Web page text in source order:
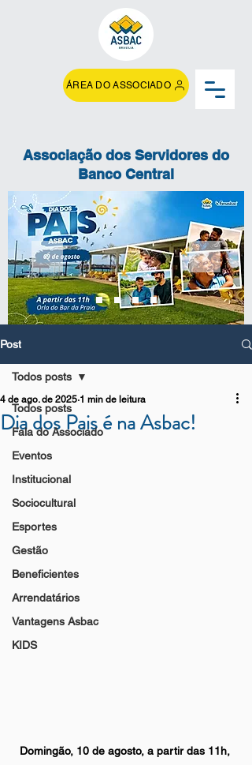
ÁREA DO ASSOCIADO
Associação dos Servidores do
Banco Central
Post
Todos posts
Fala do Associado
Eventos
Institucional
Sociocultural
Esportes
Gestão
Beneficientes
Arrendatários
Vantagens Asbac
KIDS
Todos posts
Dia dos Pais é na Asbac!
4 de ago. de 2025 1 min de leitura
Domingão, 10 de agosto, a partir das 11h,